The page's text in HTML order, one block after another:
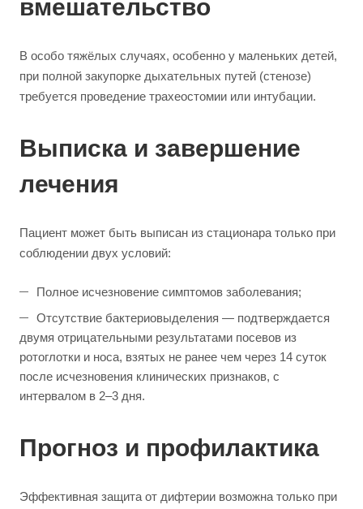
вмешательство
В особо тяжёлых случаях, особенно у маленьких детей,
при полной закупорке дыхательных путей (стенозе)
требуется проведение трахеостомии или интубации.
Выписка и завершение
лечения
Пациент может быть выписан из стационара только при
соблюдении двух условий:
Полное исчезновение симптомов заболевания;
Отсутствие бактериовыделения — подтверждается
двумя отрицательными результатами посевов из
ротоглотки и носа, взятых не ранее чем через 14 суток
после исчезновения клинических признаков, с
интервалом в 2–3 дня.
Прогноз и профилактика
Эффективная защита от дифтерии возможна только при